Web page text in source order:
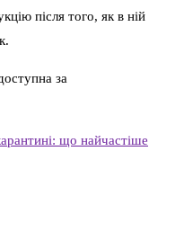
після того, як в ній
за
що найчастіше